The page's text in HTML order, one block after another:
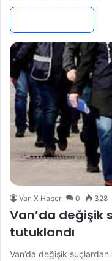
Van X Haber 0 328
Van’da değişik
tutuklandı
Van’da değişik